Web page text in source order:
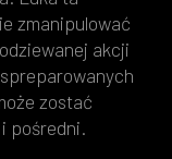
zmanipulować
akcji
zostać
pośredni.